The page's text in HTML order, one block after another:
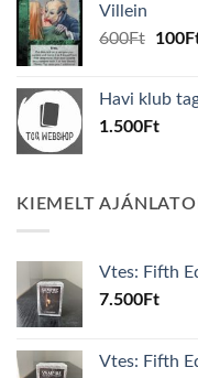
Villein
600Ft 100
Havi klub
1.500Ft
KIEMELT
Vtes: Fifth
7.500Ft
Vtes: Fifth